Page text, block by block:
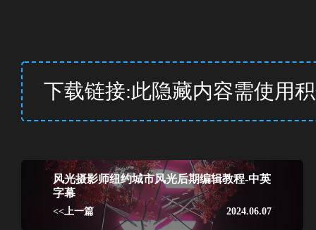
下载链接:此隐藏内容需使用
风光摄影师纽约城市风光后期编辑教程-中英
字幕
2024.06.07
<<上一篇